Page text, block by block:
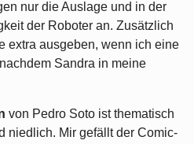
nur die Auslage und in der
der Roboter an. Zusätzlich
extra ausgeben, wenn ich eine
Sandra in meine
von Pedro Soto ist thematisch
niedlich. Mir gefällt der Comic-